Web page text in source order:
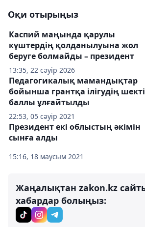
Оқи отырыңыз
13:35, 22 сәуір 2026
Каспий маңында қарулы
күштердің қолданылуына жол
беруге болмайды – президент
22:53, 05 сәуір 2021
Педагогикалық мамандықтар
бойынша грантқа ілігудің шекті
баллы ұлғайтылды
15:16, 18 маусым 2021
Президент екі облыстың әкімін
сынға алды
Жаңалықтан zakon.kz
хабардар болыңыз: